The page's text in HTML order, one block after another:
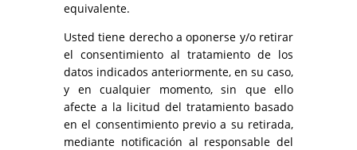
equivalente.
Usted tiene derecho a oponerse y/o retirar
el consentimiento al tratamiento de los
datos indicados anteriormente, en su caso,
y en cualquier momento, sin que ello
afecte a la licitud del tratamiento basado
en el consentimiento previo a su retirada,
mediante notificación al responsable del